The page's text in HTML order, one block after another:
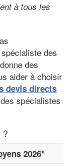
à tous les
des
des
aider à choisir
devis directs
spécialistes
?
2026*